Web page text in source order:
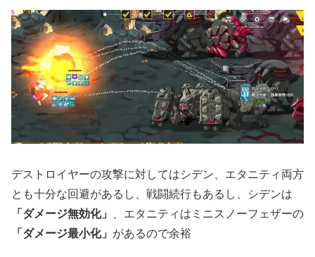
デストロイヤーの攻撃に対してはシデン、エタニティ両方
とも十分な回避があるし、戦闘続行もあるし、シデンは
「ダメージ無効化」 、エタニティはミニスノーフェザーの
「ダメージ最小化」 があるので余裕